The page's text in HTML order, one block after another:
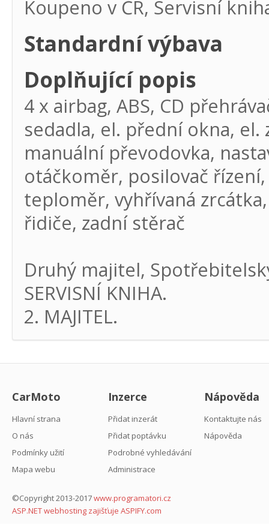
Koupeno v ČR, Servisní
Standardní výbava
Doplňující popis
4 x airbag, ABS, CD
sedadla, el. přední okna,
manuální převodovka,
otáčkoměr, posilovač
teploměr, vyhřívaná
řidiče, zadní stěrač
Druhý majitel,
SERVISNÍ KNIHA.
2. MAJITEL.
CarMoto
Hlavní strana
O nás
Podmínky užití
Mapa webu
©Copyright 2013-2017www.programatori.cz
ASP.NET webhosting zajišťuje ASPIFY.com
Inzerce
Přidat inzerát
Přidat poptávku
Podrobné vyhledávání
Administrace
Nápověda
Kontaktujte nás
Nápověda